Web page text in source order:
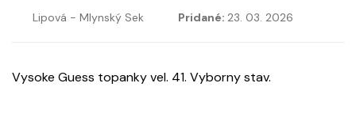
Lipová - Mlynský Sek Pridané: 23. 03. 2026
Vysoke Guess topanky vel. 41. Vyborny stav.